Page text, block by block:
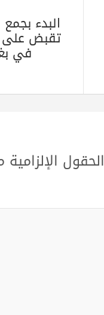
في
الحقول الإلزامية